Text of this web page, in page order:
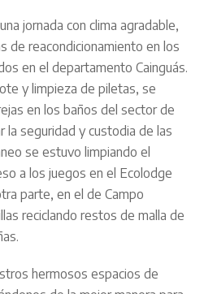
jornada con clima agradable,
de reacondicionamiento en los
en el departamento Cainguás.
y limpieza de piletas, se
en los baños del sector de
la seguridad y custodia de las
se estuvo limpiando el
a los juegos en el Ecolodge
parte, en el de Campo
reciclando restos de malla de
hermosos espacios de